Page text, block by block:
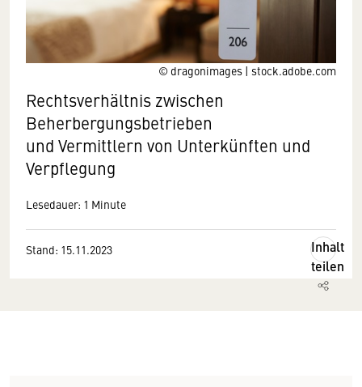
© dragonimages | stock.adobe.com
Rechtsverhältnis zwischen
Beherbergungsbetrieben
und Vermittlern von Unterkünften und
Verpflegung
Lesedauer: 1 Minute
Stand: 15.11.2023
Inhalt
teilen